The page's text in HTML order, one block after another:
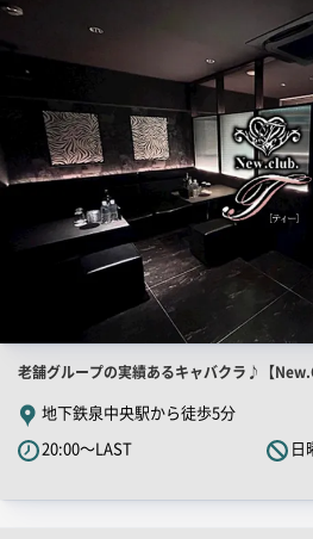
舗
画
店
舗
PR
キ
老舗グループの実績あるキャバクラ♪【
地下鉄泉中央駅から徒歩5分
20:00～LAST
日